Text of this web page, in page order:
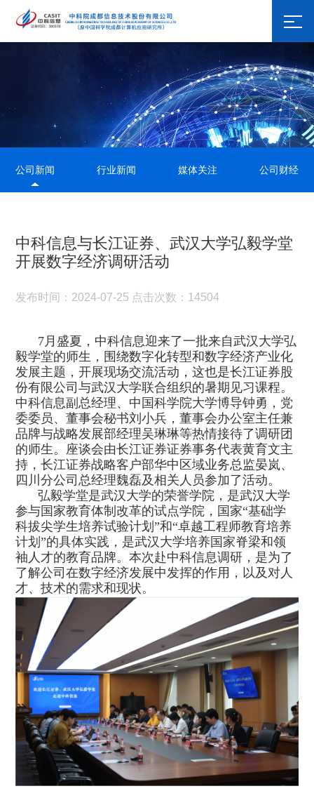
公司新闻 行业新闻 媒体关注 公司财经
中科信息与长江证券、武汉大学弘毅学堂
开展数字经济调研活动
发布时间：2024-07-25 点击次数：14504
7月盛夏，中科信息迎来了一批来自武汉大学弘
毅学堂的师生，围绕数字化转型和数字经济产业化
发展主题，开展现场交流活动，这也是长江证券股
份有限公司与武汉大学联合组织的暑期见习课程。
中科信息副总经理、中国科学院大学博导钟勇，党
委委员、董事会秘书刘小兵，董事会办公室主任兼
品牌与战略发展部经理吴琳琳等热情接待了调研团
的师生。座谈会由长江证券证券事务代表黄育文主
持，长江证券战略客户部华中区域业务总监晏岚、
四川分公司总经理魏磊及相关人员参加了活动。
弘毅学堂是武汉大学的荣誉学院，是武汉大学
参与国家教育体制改革的试点学院，国家“基础学
科拔尖学生培养试验计划”和“卓越工程师教育培养
计划”的具体实践，是武汉大学培养国家脊梁和领
袖人才的教育品牌。本次赴中科信息调研，是为了
了解公司在数字经济发展中发挥的作用，以及对人
才、技术的需求和现状。